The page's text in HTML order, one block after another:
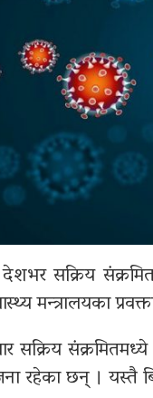
सक्रिय
मन्त्रालयका
सक्रिय
रहेका छन् । यस्तै